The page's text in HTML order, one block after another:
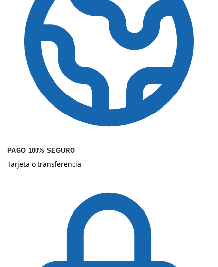
PAGO 100% SEGURO
Tarjeta o transferencia